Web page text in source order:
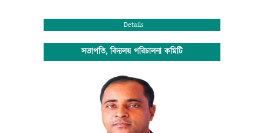
Details
সভাপতি, বিদ্যলয় পরিচালনা কমিটি